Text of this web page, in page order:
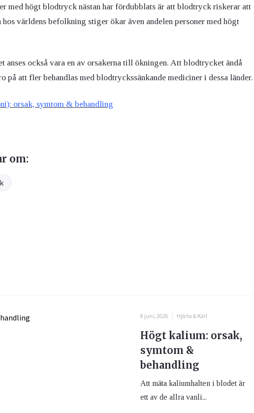
med högt blodtryck nästan har fördubblats är att blodtryck riskerar att
världens befolkning stiger ökar även andelen personer med högt
anses också vara en av orsakerna till ökningen. Att blodtrycket ändå
på att fler behandlas med blodtryckssänkande mediciner i dessa länder.
orsak, symtom & behandling
om:
8 juni, 2026 Hjärta & Kärl
Högt kalium: orsak,
symtom &
behandling
Att mäta kaliumhalten i blodet är
ett av de allra vanli...